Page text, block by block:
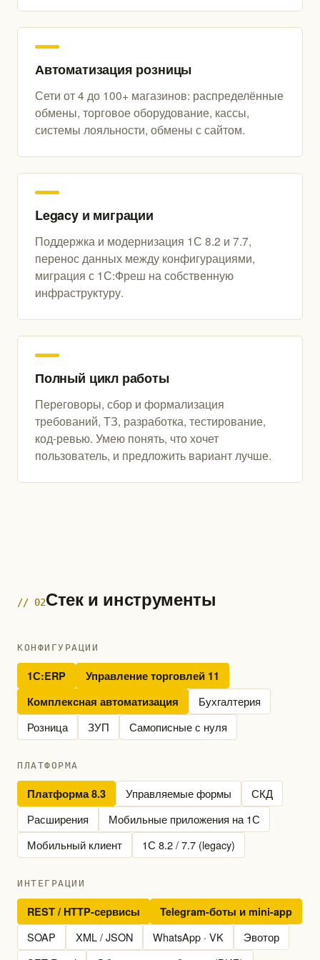
Автоматизация розницы
Сети от 4 до 100+ магазинов: распределённые
обмены, торговое оборудование, кассы,
системы лояльности, обмены с сайтом.
Legacy и миграции
Поддержка и модернизация 1С 8.2 и 7.7,
перенос данных между конфигурациями,
миграция с 1С:Фреш на собственную
инфраструктуру.
Полный цикл работы
Переговоры, сбор и формализация
требований, ТЗ, разработка, тестирование,
код-ревью. Умею понять, что хочет
пользователь, и предложить вариант лучше.
// 02Стек и инструменты
КОНФИГУРАЦИИ
1С:ERP
Управление торговлей 11
Комплексная автоматизация
Бухгалтерия
Розница
ЗУП Самописные с нуля
ПЛАТФОРМА
Платформа 8.3 Управляемые формы
СКД
Расширения
Мобильные приложения на 1С
Мобильный клиент
1С 8.2 / 7.7 (legacy)
ИНТЕГРАЦИИ
REST / HTTP-сервисы Telegram-боты и mini-app
SOAP XML / JSON WhatsApp · VK
Эвотор